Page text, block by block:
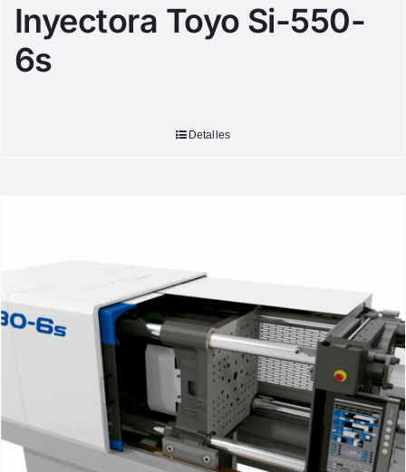
Inyectora Toyo Si-550-
6s
Detalles